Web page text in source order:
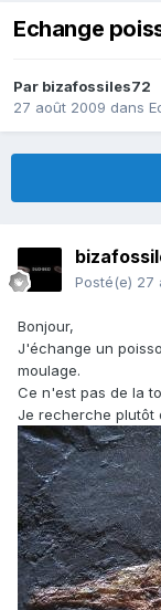
Echange
Par bizafossiles72
27 août 2009 dans
Posté(e) 27
Bonjour,
J'échange un
moulage.
Ce n'est pas de la
Je recherche plutôt